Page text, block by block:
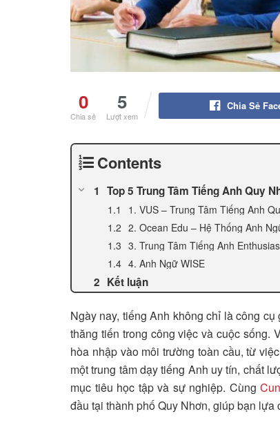
0
Chia sẻ
5
Lượt xem
Chia Sẻ
Contents
Top 5 Trung Tâm Tiếng Anh Quy
1. VUS – Trung Tâm Tiếng Anh
2. Ocean Edu – Hệ Thống Anh
3. Trung Tâm Tiếng Anh
4. Anh Ngữ WISE
Kết luận
Ngày nay, tiếng Anh không chỉ là công
thăng tiến trong công việc và cuộc sống.
hòa nhập vào môi trường toàn cầu, từ
một trung tâm dạy tiếng Anh uy tín, chất
mục tiêu học tập và sự nghiệp. Cùng
đầu tại thành phố Quy Nhơn, giúp bạn